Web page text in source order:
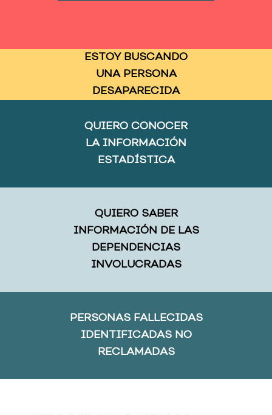
ESTOY BUSCANDO
UNA PERSONA
DESAPARECIDA
QUIERO CONOCER
LA INFORMACIÓN
ESTADÍSTICA
QUIERO SABER
INFORMACIÓN DE LAS
DEPENDENCIAS
INVOLUCRADAS
PERSONAS FALLECIDAS
IDENTIFICADAS NO
RECLAMADAS